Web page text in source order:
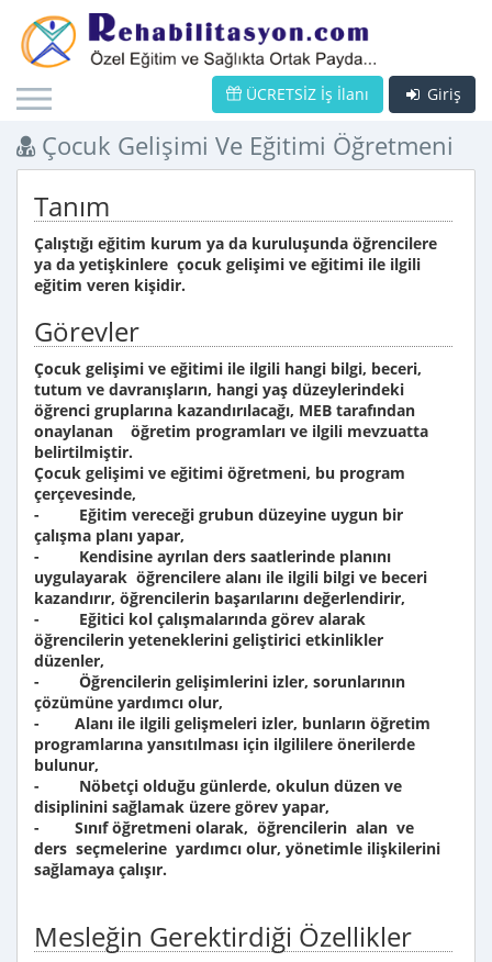
Giriş
ÜCRETSİZ İş İlanı
Çocuk Gelişimi Ve Eğitimi Öğretmeni
Tanım
Çalıştığı eğitim kurum ya da kuruluşunda öğrencilere
ya da yetişkinlere çocuk gelişimi ve eğitimi ile ilgili
eğitim veren kişidir.
Görevler
Çocuk gelişimi ve eğitimi ile ilgili hangi bilgi, beceri,
tutum ve davranışların, hangi yaş düzeylerindeki
öğrenci gruplarına kazandırılacağı, MEB tarafından
onaylanan öğretim programları ve ilgili mevzuatta
belirtilmiştir.
Çocuk gelişimi ve eğitimi öğretmeni, bu program
çerçevesinde,
- Eğitim vereceği grubun düzeyine uygun bir
çalışma planı yapar,
- Kendisine ayrılan ders saatlerinde planını
uygulayarak öğrencilere alanı ile ilgili bilgi ve beceri
kazandırır, öğrencilerin başarılarını değerlendirir,
- Eğitici kol çalışmalarında görev alarak
öğrencilerin yeteneklerini geliştirici etkinlikler
düzenler,
- Öğrencilerin gelişimlerini izler, sorunlarının
çözümüne yardımcı olur,
- Alanı ile ilgili gelişmeleri izler, bunların öğretim
programlarına yansıtılması için ilgililere önerilerde
bulunur,
- Nöbetçi olduğu günlerde, okulun düzen ve
disiplinini sağlamak üzere görev yapar,
- Sınıf öğretmeni olarak, öğrencilerin alan ve
ders seçmelerine yardımcı olur, yönetimle ilişkilerini
sağlamaya çalışır.
Mesleğin Gerektirdiği Özellikler